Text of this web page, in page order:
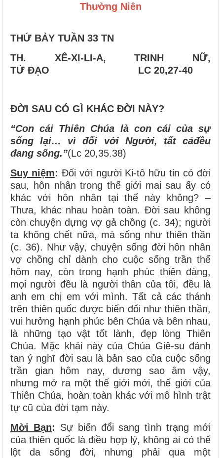
Thường Niên
THỨ BẢY TUẦN 33 TN
TH. XÊ-XI-LI-A, TRINH NỮ,
TỬ ĐẠO LC 20,27-40
ĐỜI SAU CÓ GÌ KHÁC ĐỜI NÀY?
“Con cái Thiên Chúa là con cái của sự
sống lại… vì đối với Người, tất cảđều
đang sống.”(Lc 20,35.38)
Suy niệm: Đối với người Ki-tô hữu tin có đời
sau, hôn nhân trong thế giới mai sau ấy có
khác với hôn nhân tại thế này không? –
Thưa, khác nhau hoàn toàn. Đời sau không
còn chuyện dựng vợ gả chồng (c. 34); người
ta không chết nữa, mà sống như thiên thần
(c. 36). Như vậy, chuyện sống đời hôn nhân
vợ chồng chỉ dành cho cuộc sống trần thế
hôm nay, còn trong hạnh phúc thiên đàng,
mọi người đều là người thân của tôi, đều là
anh em chị em với mình. Tất cả các thánh
trên thiên quốc được biến đổi như thiên thần,
vui hưởng hạnh phúc bên Chúa và bên nhau,
là những tạo vật tốt lành, đẹp lòng Thiên
Chúa. Mặc khải này của Chúa Giê-su đánh
tan ý nghĩ đời sau là bản sao của cuộc sống
trần gian hôm nay, dương sao âm vậy,
nhưng mở ra một thế giới mới, thế giới của
Thiên Chúa, hoàn toàn khác với mô hình trật
tự cũ của đời tạm này.
Mời Bạn: Sự biến đổi sang tình trạng mới
của thiên quốc là điều hợp lý, không ai có thể
lột da sống đời, nhưng phải qua một